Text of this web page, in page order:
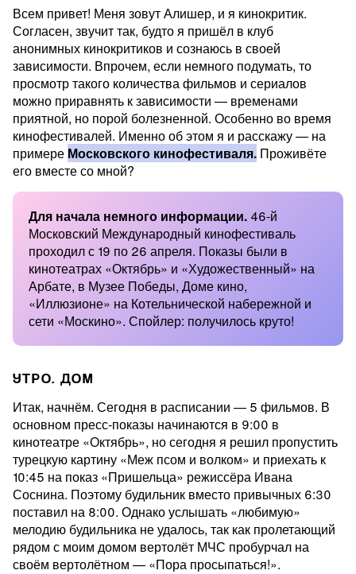
Всем привет! Меня зовут Алишер, и я кинокритик.
Согласен, звучит так, будто я пришёл в клуб
анонимных кинокритиков и сознаюсь в своей
зависимости. Впрочем, если немного подумать, то
просмотр такого количества фильмов и сериалов
можно приравнять к зависимости — временами
приятной, но порой болезненной. Особенно во время
кинофестивалей. Именно об этом я и расскажу — на
примере Московского кинофестиваля. Проживёте
его вместе со мной?
Для начала немного информации. 46-й
Московский Международный кинофестиваль
проходил с 19 по 26 апреля. Показы были в
кинотеатрах «Октябрь» и «Художественный» на
Арбате, в Музее Победы, Доме кино,
«Иллюзионе» на Котельнической набережной и
сети «Москино». Спойлер: получилось круто!
УТРО. ДОМ
Итак, начнём. Сегодня в расписании — 5 фильмов. В
основном пресс-показы начинаются в 9:00 в
кинотеатре «Октябрь», но сегодня я решил пропустить
турецкую картину «Меж псом и волком» и приехать к
10:45 на показ «Пришельца» режиссёра Ивана
Соснина. Поэтому будильник вместо привычных 6:30
поставил на 8:00. Однако услышать «любимую»
мелодию будильника не удалось, так как пролетающий
рядом с моим домом вертолёт МЧС пробурчал на
своём вертолётном — «Пора просыпаться!».